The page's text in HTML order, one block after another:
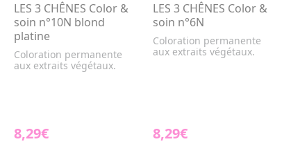
LES 3 CHÊNES Color &
soin n°10N blond
platine
Coloration permanente
aux extraits végétaux.
8,29€
LES 3 CHÊNES Color &
soin n°6N
Coloration permanente
aux extraits végétaux.
8,29€